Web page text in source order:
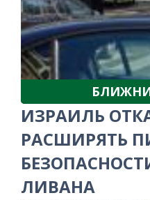
ИЗРАИЛЬ
РАСШИРЯТЬ
ЛИВАНА